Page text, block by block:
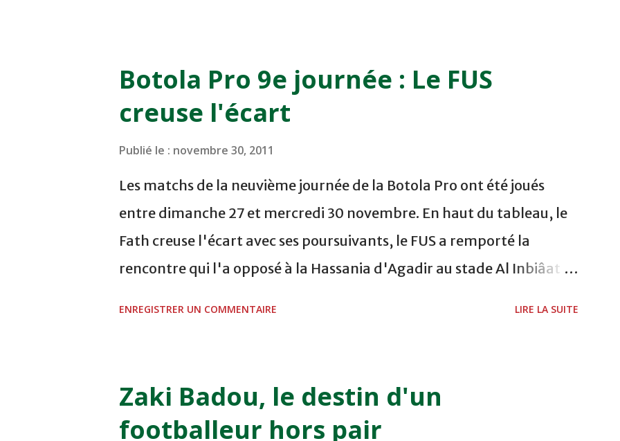
COMPLEXE SPORTIF DE FES - FES WAC - MAS Reporté pour cause de
finale de la coupe de la CAF COMPLEXE SPORTIF MOHAMMED
VCASABLANCA
Botola Pro 9e journée : Le FUS
creuse l'écart
Publié le : novembre 30, 2011
Les matchs de la neuvième journée de la Botola Pro ont été joués
entre dimanche 27 et mercredi 30 novembre. En haut du tableau, le
Fath creuse l'écart avec ses poursuivants, le FUS a remporté la
rencontre qui l'a opposé à la Hassania d'Agadir au stade Al Inbiâat
la dernière minute du temps réglementaire grâce à un but de
Mourad Benchrifa. Son poursuivant direct le CRA de son coté a chuté
ENREGISTRER UN COMMENTAIRE LIRE LA SUITE
Zaki Badou, le destin d'un
footballeur hors pair